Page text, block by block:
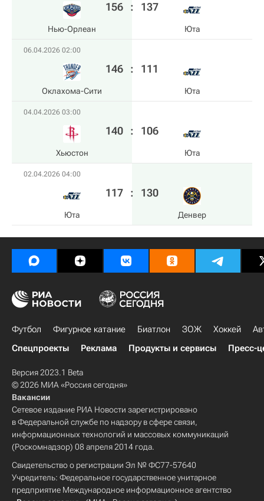
Нью-Орлеан
156 : 137
Юта
06.04.2026 02:00
Оклахома-Сити
146 : 111
Юта
04.04.2026 03:00
Хьюстон
140 : 106
Юта
02.04.2026 04:00
Юта
117 : 130
Денвер
Футбол Фигурное катание Биатлон ЗОЖ Хоккей
Спецпроекты
Реклама Продукты и сервисы Пресс-
Версия 2023.1 Beta
© 2026 МИА «Россия сегодня»
Вакансии
Сетевое издание РИА Новости зарегистрировано
в Федеральной службе по надзору в сфере связи,
информационных технологий и массовых коммуникаций
(Роскомнадзор) 08 апреля 2014 года.
Свидетельство о регистрации Эл № ФС77-57640
Учредитель: Федеральное государственное унитарное
предприятие Международное информационное агентство